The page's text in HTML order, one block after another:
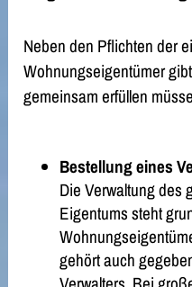
Neben den Pflichten der
Wohnungseigentümer
gemeinsam erfüllen
Bestellung eines
Die Verwaltung des
Eigentums steht
gehört auch